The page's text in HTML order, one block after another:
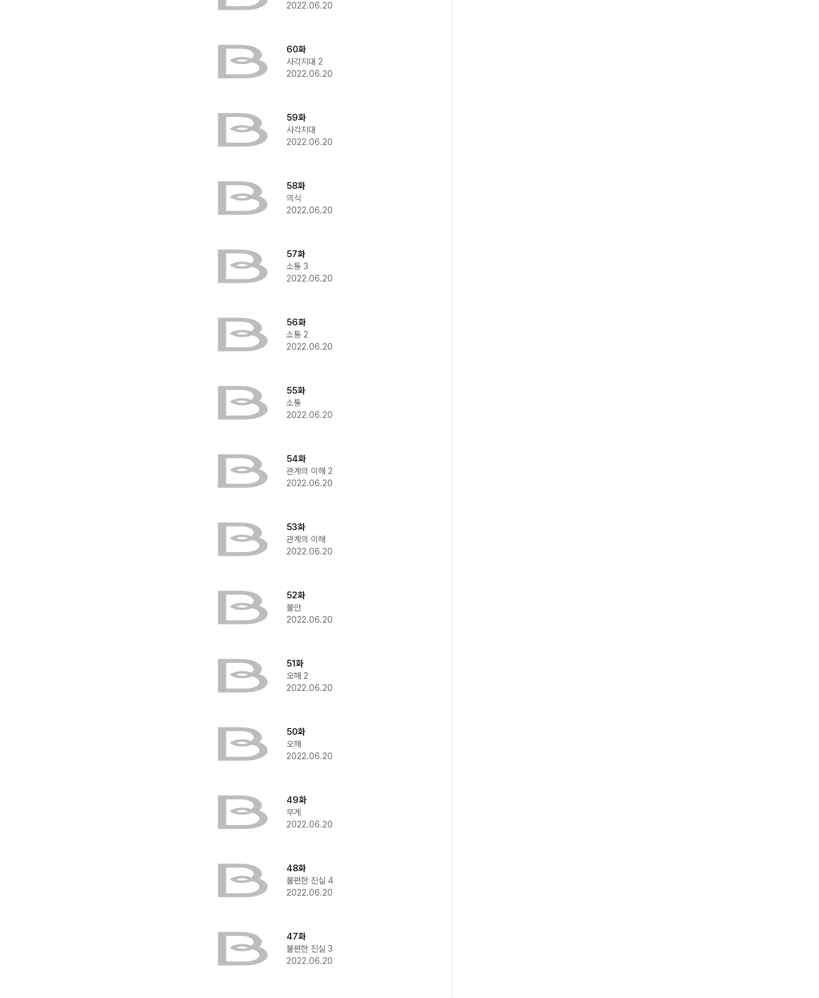
2022.06.20
60화
사각지대 2
2022.06.20
59화
사각지대
2022.06.20
58화
의식
2022.06.20
57화
소통 3
2022.06.20
56화
소통 2
2022.06.20
55화
소통
2022.06.20
54화
관계의 이해 2
2022.06.20
53화
관계의 이해
2022.06.20
52화
불안
2022.06.20
51화
오해 2
2022.06.20
50화
오해
2022.06.20
49화
무게
2022.06.20
48화
불편한 진실 4
2022.06.20
47화
불편한 진실 3
2022.06.20